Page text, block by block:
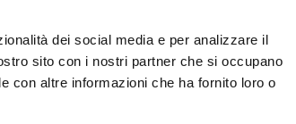
dei social media e per analizzare il
sito con i nostri partner che si occupano
con altre informazioni che ha fornito loro o
loro misure di sicurezza per
con le autorità competenti,